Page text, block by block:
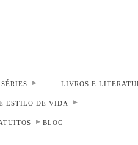
LIVROS E
ESTILO DE VIDA
BLOG